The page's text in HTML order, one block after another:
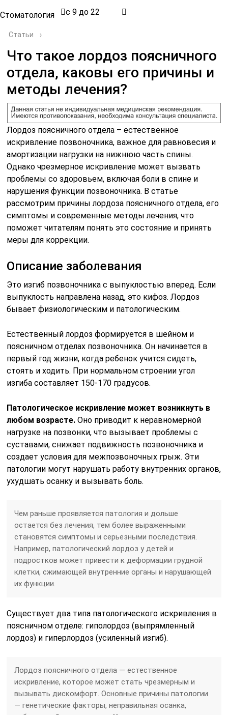
Стоматология с 9 до 22
Статьи ›
Что такое лордоз поясничного
отдела, каковы его причины и
методы лечения?
Лордоз поясничного отдела – естественное
искривление позвоночника, важное для равновесия и
амортизации нагрузки на нижнюю часть спины.
Однако чрезмерное искривление может вызвать
проблемы со здоровьем, включая боли в спине и
нарушения функции позвоночника. В статье
рассмотрим причины лордоза поясничного отдела, его
симптомы и современные методы лечения, что
поможет читателям понять это состояние и принять
меры для коррекции.
Описание заболевания
Это изгиб позвоночника с выпуклостью вперед. Если
выпуклость направлена назад, это кифоз. Лордоз
бывает физиологическим и патологическим.
Естественный лордоз формируется в шейном и
поясничном отделах позвоночника. Он начинается в
первый год жизни, когда ребенок учится сидеть,
стоять и ходить. При нормальном строении угол
изгиба составляет 150-170 градусов.
Патологическое искривление может возникнуть в
любом возрасте. Оно приводит к неравномерной
нагрузке на позвонки, что вызывает проблемы с
суставами, снижает подвижность позвоночника и
создает условия для межпозвоночных грыж. Эти
патологии могут нарушать работу внутренних органов,
ухудшать осанку и вызывать боль.
Чем раньше проявляется патология и дольше
остается без лечения, тем более выраженными
становятся симптомы и серьезными последствия.
Например, патологический лордоз у детей и
подростков может привести к деформации грудной
клетки, сжимающей внутренние органы и нарушающей
их функции.
Существует два типа патологического искривления в
поясничном отделе: гиполордоз (выпрямленный
лордоз) и гиперлордоз (усиленный изгиб).
Лордоз поясничного отдела — естественное
искривление, которое может стать чрезмерным и
вызывать дискомфорт. Основные причины патологии
— генетические факторы, неправильная осанка,